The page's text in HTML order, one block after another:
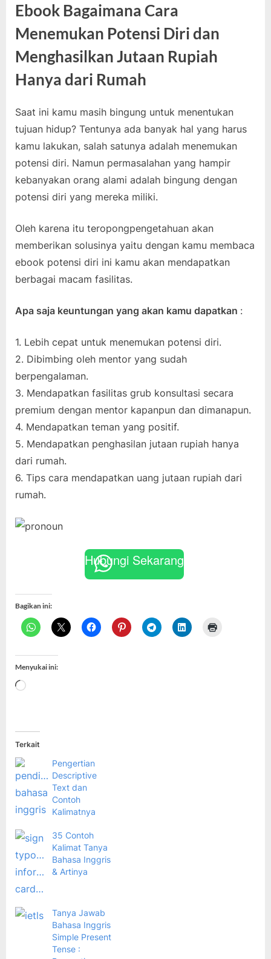
Ebook Bagaimana Cara
Menemukan Potensi Diri dan
Menghasilkan Jutaan Rupiah
Hanya dari Rumah
Saat ini kamu masih bingung untuk menentukan
tujuan hidup? Tentunya ada banyak hal yang harus
kamu lakukan, salah satunya adalah menemukan
potensi diri. Namun permasalahan yang hampir
kebanyakan orang alami adalah bingung dengan
potensi diri yang mereka miliki.
Oleh karena itu teropongpengetahuan akan
memberikan solusinya yaitu dengan kamu membaca
ebook potensi diri ini kamu akan mendapatkan
berbagai macam fasilitas.
Apa saja keuntungan yang akan kamu dapatkan :
1. Lebih cepat untuk menemukan potensi diri.
2. Dibimbing oleh mentor yang sudah
berpengalaman.
3. Mendapatkan fasilitas grub konsultasi secara
premium dengan mentor kapanpun dan dimanapun.
4. Mendapatkan teman yang positif.
5. Mendapatkan penghasilan jutaan rupiah hanya
dari rumah.
6. Tips cara mendapatkan uang jutaan rupiah dari
rumah.
Hubungi Sekarang
Bagikan ini:
Menyukai ini:
Memuat...
Terkait
Pengertian
Descriptive
Text dan
Contoh
Kalimatnya
35 Contoh
Kalimat Tanya
Bahasa Inggris
& Artinya
Tanya Jawab
Bahasa Inggris
Simple Present
Tense :